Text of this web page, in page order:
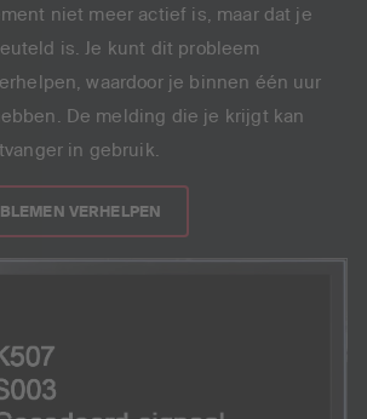
niet meer actief is, maar dat je
is. Je kunt dit probleem
waardoor je binnen één uur
De melding die je krijgt kan
in gebruik.
VERHELPEN